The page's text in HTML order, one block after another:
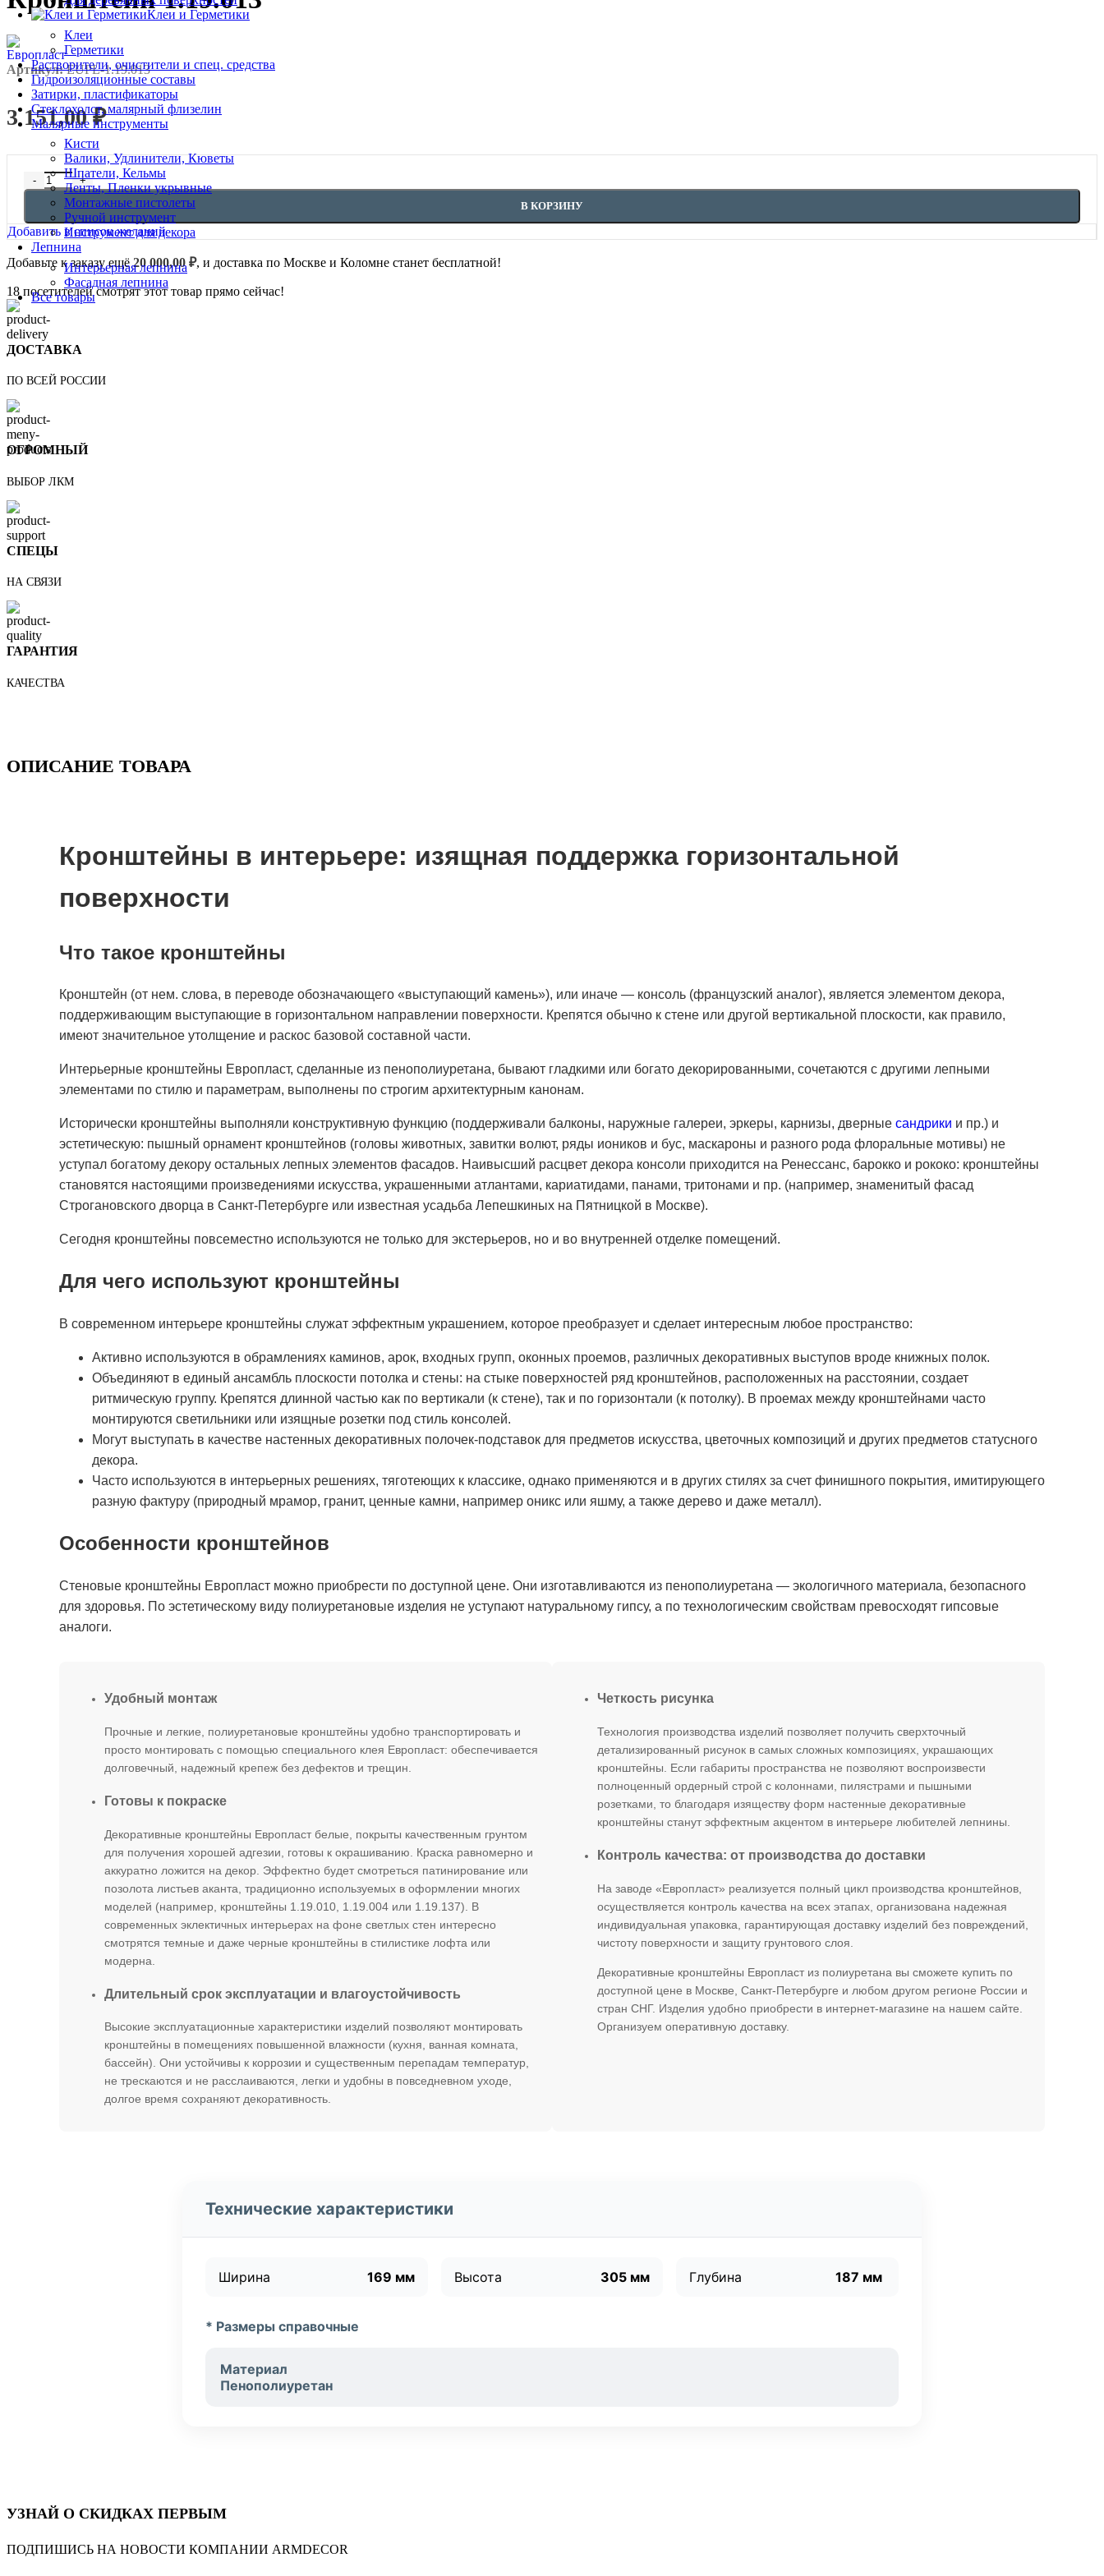
Клеи и Герметики
Клеи
Герметики
Растворители, очистители и спец. средства
Гидроизоляционные составы
Затирки, пластификаторы
Стеклохолст, малярный флизелин
Малярные инструменты
Кисти
Валики, Удлинители, Кюветы
Шпатели, Кельмы
Ленты, Пленки укрывные
Монтажные пистолеты
Ручной инструмент
Инструмент для декора
Лепнина
Интерьерная лепнина
Фасадная лепнина
Все товары
Артикул:EUPL-1.19.013
3 151,00₽
Количество товара Кронштейн 1.19.013
В КОРЗИНУ
Добавить в список желаний
Добавьте к заказу ещё20 000,00₽, и доставка по Москве и Коломне станет бесплатной!
18 посетителей смотрят этот товар прямо сейчас!
ДОСТАВКА
ПО ВСЕЙ РОССИИ
ОГРОМНЫЙ
ВЫБОР ЛКМ
СПЕЦЫ
НА СВЯЗИ
ГАРАНТИЯ
КАЧЕСТВА
ОПИСАНИЕ ТОВАРА
Кронштейны в интерьере: изящная поддержка горизонтальной
поверхности
Что такое кронштейны
Кронштейн (от нем. слова, в переводе обозначающего «выступающий камень»), или иначе — консоль (французский аналог), является элементом декора,
поддерживающим выступающие в горизонтальном направлении поверхности. Крепятся обычно к стене или другой вертикальной плоскости, как правило,
имеют значительное утолщение и раскос базовой составной части.
Интерьерные кронштейны Европласт, сделанные из пенополиуретана, бывают гладкими или богато декорированными, сочетаются с другими лепными
элементами по стилю и параметрам, выполнены по строгим архитектурным канонам.
Исторически кронштейны выполняли конструктивную функцию (поддерживали балконы, наружные галереи, эркеры, карнизы, дверные сандрики и пр.) и
эстетическую: пышный орнамент кронштейнов (головы животных, завитки волют, ряды иоников и бус, маскароны и разного рода флоральные мотивы) не
уступал богатому декору остальных лепных элементов фасадов. Наивысший расцвет декора консоли приходится на Ренессанс, барокко и рококо: кронштейны
становятся настоящими произведениями искусства, украшенными атлантами, кариатидами, панами, тритонами и пр. (например, знаменитый фасад
Строгановского дворца в Санкт-Петербурге или известная усадьба Лепешкиных на Пятницкой в Москве).
Сегодня кронштейны повсеместно используются не только для экстерьеров, но и во внутренней отделке помещений.
Для чего используют кронштейны
В современном интерьере кронштейны служат эффектным украшением, которое преобразует и сделает интересным любое пространство:
Активно используются в обрамлениях каминов, арок, входных групп, оконных проемов, различных декоративных выступов вроде книжных полок.
Объединяют в единый ансамбль плоскости потолка и стены: на стыке поверхностей ряд кронштейнов, расположенных на расстоянии, создает
ритмическую группу. Крепятся длинной частью как по вертикали (к стене), так и по горизонтали (к потолку). В проемах между кронштейнами часто
монтируются светильники или изящные розетки под стиль консолей.
Могут выступать в качестве настенных декоративных полочек-подставок для предметов искусства, цветочных композиций и других предметов статусного
декора.
Часто используются в интерьерных решениях, тяготеющих к классике, однако применяются и в других стилях за счет финишного покрытия, имитирующего
разную фактуру (природный мрамор, гранит, ценные камни, например оникс или яшму, а также дерево и даже металл).
Особенности кронштейнов
Стеновые кронштейны Европласт можно приобрести по доступной цене. Они изготавливаются из пенополиуретана — экологичного материала, безопасного
для здоровья. По эстетическому виду полиуретановые изделия не уступают натуральному гипсу, а по технологическим свойствам превосходят гипсовые
аналоги.
Удобный монтаж
Прочные и легкие, полиуретановые кронштейны удобно транспортировать и
просто монтировать с помощью специального клея Европласт: обеспечивается
долговечный, надежный крепеж без дефектов и трещин.
Готовы к покраске
Декоративные кронштейны Европласт белые, покрыты качественным грунтом
для получения хорошей адгезии, готовы к окрашиванию. Краска равномерно и
аккуратно ложится на декор. Эффектно будет смотреться патинирование или
позолота листьев аканта, традиционно используемых в оформлении многих
моделей (например, кронштейны 1.19.010, 1.19.004 или 1.19.137). В
современных эклектичных интерьерах на фоне светлых стен интересно
смотрятся темные и даже черные кронштейны в стилистике лофта или
модерна.
Длительный срок эксплуатации и влагоустойчивость
Высокие эксплуатационные характеристики изделий позволяют монтировать
кронштейны в помещениях повышенной влажности (кухня, ванная комната,
бассейн). Они устойчивы к коррозии и существенным перепадам температур,
не трескаются и не расслаиваются, легки и удобны в повседневном уходе,
долгое время сохраняют декоративность.
Четкость рисунка
Технология производства изделий позволяет получить сверхточный
детализированный рисунок в самых сложных композициях, украшающих
кронштейны. Если габариты пространства не позволяют воспроизвести
полноценный ордерный строй с колоннами, пилястрами и пышными
розетками, то благодаря изяществу форм настенные декоративные
кронштейны станут эффектным акцентом в интерьере любителей лепнины.
Контроль качества: от производства до доставки
На заводе «Европласт» реализуется полный цикл производства кронштейнов,
осуществляется контроль качества на всех этапах, организована надежная
индивидуальная упаковка, гарантирующая доставку изделий без повреждений,
чистоту поверхности и защиту грунтового слоя.
Декоративные кронштейны Европласт из полиуретана вы сможете купить по
доступной цене в Москве, Санкт-Петербурге и любом другом регионе России и
стран СНГ. Изделия удобно приобрести в интернет-магазине на нашем сайте.
Организуем оперативную доставку.
Технические характеристики
Ширина 169 мм Высота 305 мм Глубина 187 мм
* Размеры справочные
Материал
Пенополиуретан
УЗНАЙ О СКИДКАХ ПЕРВЫМ
ПОДПИШИСЬ НА НОВОСТИ КОМПАНИИ ARMDECOR